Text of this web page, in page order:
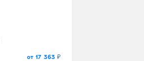
от 17 363 ₽